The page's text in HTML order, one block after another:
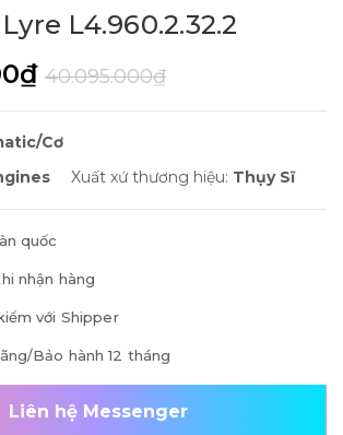
L4.960.2.32.2
40.095.000₫
Cơ
Xuất xứ thương hiệu: Thụy Sĩ
quốc
nhận hàng
với Shipper
Bảo hành 12 tháng
Liên hệ Messenger